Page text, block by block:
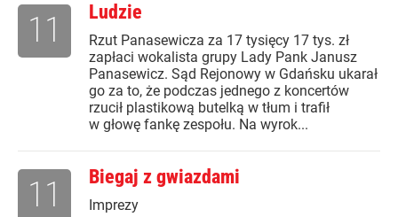
Ludzie
Rzut Panasewicza za 17 tysięcy 17 tys. zł
zapłaci wokalista grupy Lady Pank Janusz
Panasewicz. Sąd Rejonowy w Gdańsku ukarał
go za to, że podczas jednego z koncertów
rzucił plastikową butelką w tłum i trafił
w głowę fankę zespołu. Na wyrok...
11
Biegaj z gwiazdami
Imprezy
11